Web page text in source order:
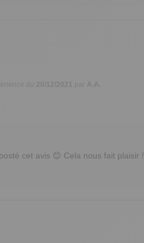
20/12/2021 par A.A.
cet avis 😊 Cela nous fait plaisir !